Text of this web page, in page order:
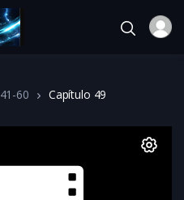
41-60 Capítulo 49